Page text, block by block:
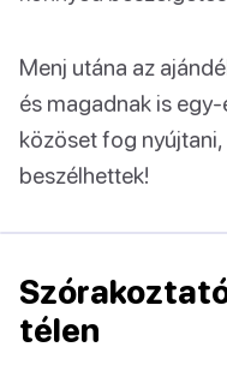
Menj utána az
és magadnak is
közöset fog
beszélhettek!
télen